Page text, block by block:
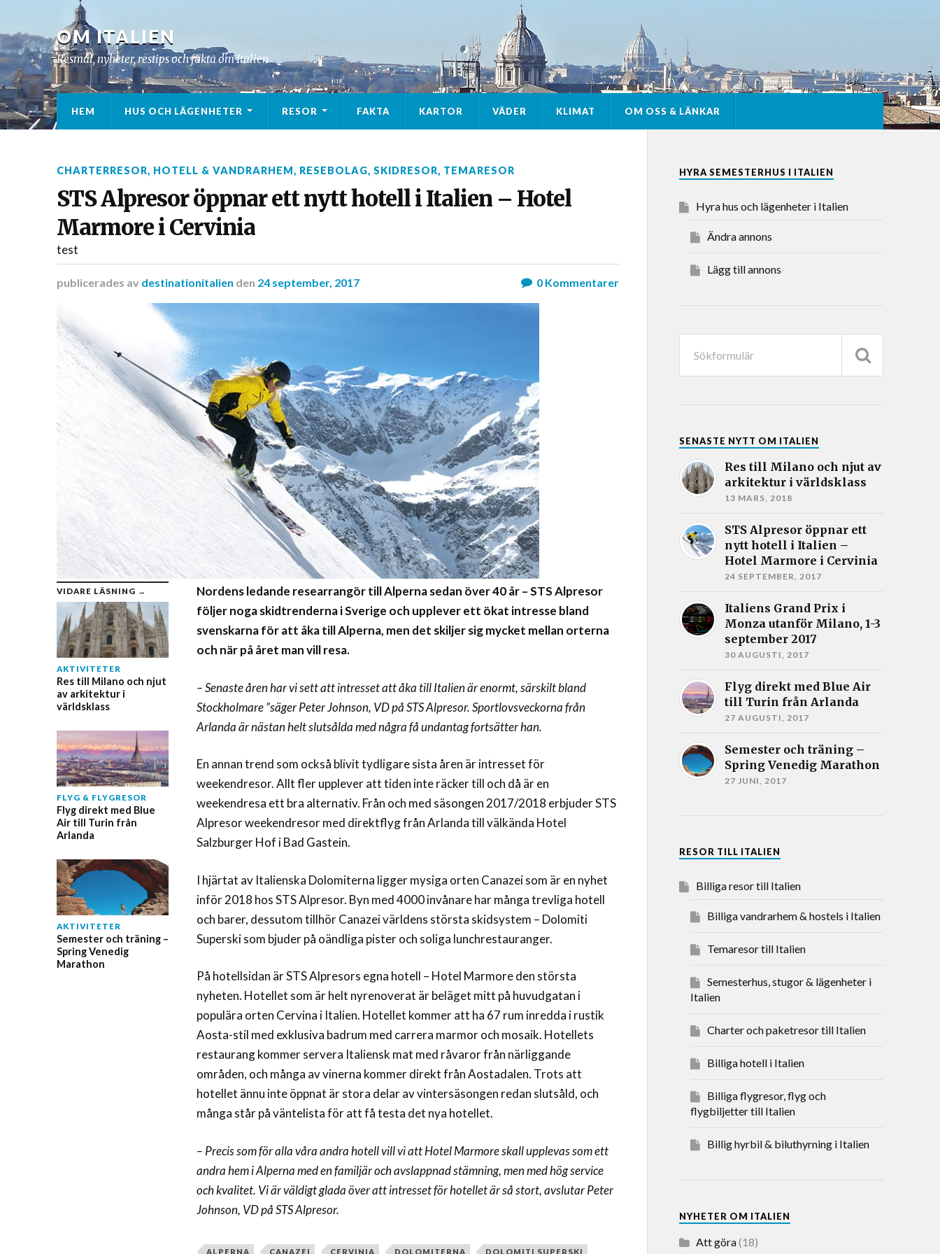
OM ITALIEN
Resmål, nyheter, restips och fakta om Italien
HEM HUS OCH LÄGENHETER RESOR FAKTA KARTOR VÄDER KLIMAT OM OSS & LÄNKAR
CHARTERRESOR, HOTELL & VANDRARHEM, RESEBOLAG, SKIDRESOR, TEMARESOR
STS Alpresor öppnar ett nytt hotell i Italien – Hotel
Marmore i Cervinia
test
publicerades av destinationitalien den 24 september, 2017 0Kommentarer
VIDARE LÄSNING →
AKTIVITETER
Res till Milano och njut
av arkitektur i
världsklass
FLYG & FLYGRESOR
Flyg direkt med Blue
Air till Turin från
Arlanda
AKTIVITETER
Semester och träning –
Spring Venedig
Marathon
Nordens ledande researrangör till Alperna sedan över 40 år – STS Alpresor
följer noga skidtrenderna i Sverige och upplever ett ökat intresse bland
svenskarna för att åka till Alperna, men det skiljer sig mycket mellan orterna
och när på året man vill resa.
– Senaste åren har vi sett att intresset att åka till Italien är enormt, särskilt bland
Stockholmare ”säger Peter Johnson, VD på STS Alpresor. Sportlovsveckorna från
Arlanda är nästan helt slutsålda med några få undantag fortsätter han.
En annan trend som också blivit tydligare sista åren är intresset för
weekendresor. Allt fler upplever att tiden inte räcker till och då är en
weekendresa ett bra alternativ. Från och med säsongen 2017/2018 erbjuder STS
Alpresor weekendresor med direktflyg från Arlanda till välkända Hotel
Salzburger Hof i Bad Gastein.
I hjärtat av Italienska Dolomiterna ligger mysiga orten Canazei som är en nyhet
inför 2018 hos STS Alpresor. Byn med 4000 invånare har många trevliga hotell
och barer, dessutom tillhör Canazei världens största skidsystem – Dolomiti
Superski som bjuder på oändliga pister och soliga lunchrestauranger.
På hotellsidan är STS Alpresors egna hotell – Hotel Marmore den största
nyheten. Hotellet som är helt nyrenoverat är beläget mitt på huvudgatan i
populära orten Cervina i Italien. Hotellet kommer att ha 67 rum inredda i rustik
Aosta-stil med exklusiva badrum med carrera marmor och mosaik. Hotellets
restaurang kommer servera Italiensk mat med råvaror från närliggande
områden, och många av vinerna kommer direkt från Aostadalen. Trots att
hotellet ännu inte öppnat är stora delar av vintersäsongen redan slutsåld, och
många står på väntelista för att få testa det nya hotellet.
– Precis som för alla våra andra hotell vill vi att Hotel Marmore skall upplevas som ett
andra hem i Alperna med en familjär och avslappnad stämning, men med hög service
och kvalitet. Vi är väldigt glada över att intresset för hotellet är så stort, avslutar Peter
Johnson, VD på STS Alpresor.
ALPERNA CANAZEI CERVINIA DOLOMITERNA DOLOMITI SUPERSKI
HYRA SEMESTERHUS I ITALIEN
Hyra hus och lägenheter i Italien
Ändra annons
Lägg till annons
SENASTE NYTT OM ITALIEN
Res till Milano och njut av
arkitektur i världsklass
13 MARS, 2018
STS Alpresor öppnar ett
nytt hotell i Italien –
Hotel Marmore i Cervinia
24 SEPTEMBER, 2017
Italiens Grand Prix i
Monza utanför Milano, 1-3
september 2017
30 AUGUSTI, 2017
Flyg direkt med Blue Air
till Turin från Arlanda
27 AUGUSTI, 2017
Semester och träning –
Spring Venedig Marathon
27 JUNI, 2017
RESOR TILL ITALIEN
Billiga resor till Italien
Billiga vandrarhem & hostels i Italien
Temaresor till Italien
Semesterhus, stugor & lägenheter i
Italien
Charter och paketresor till Italien
Billiga hotell i Italien
Billiga flygresor, flyg och
flygbiljetter till Italien
Billig hyrbil & biluthyrning i Italien
NYHETER OM ITALIEN
Att göra(18)